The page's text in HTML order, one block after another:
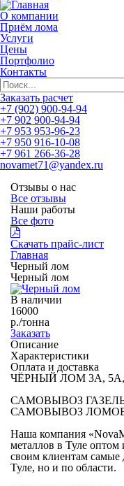
О компании
Приём лома
Услуги
Цены
Портфолио
Контакты
Заказать расчет
+7 (902) 900-94-94
+7 902 900-94-94
+7 953 953-96-23
+7 950 916-10-08
+7 961 266-36-28
novamet71@yandex.ru
Отзывы о нас
Все отзывы
Наши работы
Все фото
Скачать прайс-лист
Главная
Черный лом
Черный лом
В наличии
16000
р./тонна
Заказать
Описание
Характеристики
Оплата и доставка
ЧЁРНЫЙ ЛОМ 3А, 5А,
САМОВЫВОЗ
САМОВЫВОЗ
Наша компания
металлов в Туле
своим клиентам самые
Туле, но и по области.